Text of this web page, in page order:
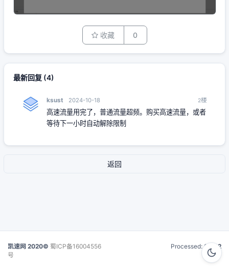
收藏 0
最新回复(4)
ksust 2024-10-18 2楼
高速流量用完了，普通流量超频。购买高速流量，或者
等待下一小时自动解除限制
返回
凯速网 2020© 蜀ICP备16004556
号
Processed:0.022